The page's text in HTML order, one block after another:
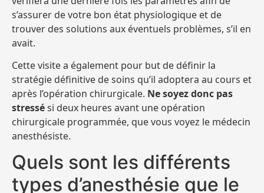
s’assurer de votre bon état physiologique et de
trouver des solutions aux éventuels problèmes, s’il en
avait.
Cette visite a également pour but de définir la
stratégie définitive de soins qu’il adoptera au cours et
après l’opération chirurgicale. Ne soyez donc pas
stressési deux heures avant une opération
chirurgicale programmée, que vous voyez le médecin
anesthésiste.
Quels sont les différents
types d’anesthésie que le